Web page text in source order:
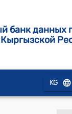
банк данных
KG